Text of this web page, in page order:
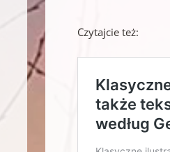
Czytajcie też: